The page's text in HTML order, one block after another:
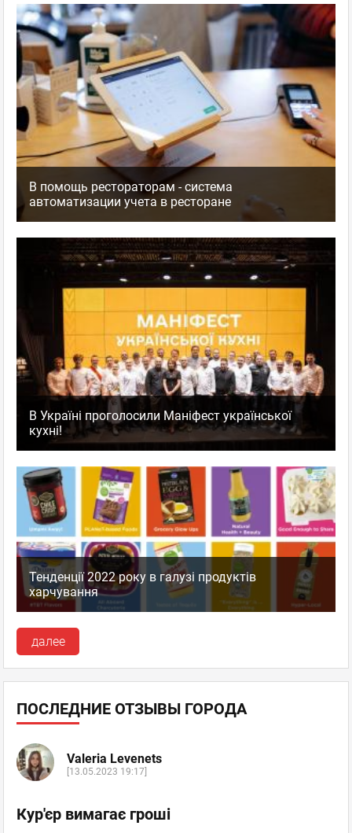
В помощь рестораторам - система
автоматизации учета в ресторане
В Україні проголосили Маніфест української
кухні!
Тенденції 2022 року в галузі продуктів
харчування
далее
ПОСЛЕДНИЕ ОТЗЫВЫ ГОРОДА
Valeria Levenets
[13.05.2023 19:17]
Кур'єр вимагає гроші